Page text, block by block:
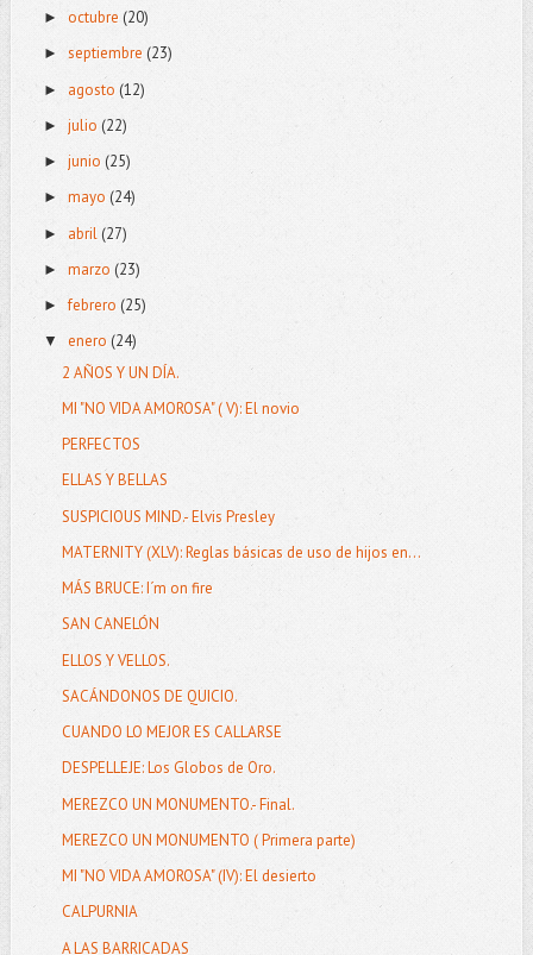
► octubre (20)
► septiembre (23)
► agosto (12)
► julio (22)
► junio (25)
► mayo (24)
► abril(27)
► marzo (23)
►febrero (25)
▼ enero (24)
2 AÑOS Y UN DÍA.
MI "NO VIDA AMOROSA" ( V): El novio
PERFECTOS
ELLAS Y BELLAS
SUSPICIOUS MIND.- Elvis Presley
MATERNITY (XLV): Reglas básicas de uso de hijos en...
MÁS BRUCE: I´m on fire
SAN CANELÓN
ELLOS Y VELLOS.
SACÁNDONOS DE QUICIO.
CUANDO LO MEJOR ES CALLARSE
DESPELLEJE: Los Globos de Oro.
MEREZCO UN MONUMENTO.- Final.
MEREZCO UN MONUMENTO ( Primera parte)
MI "NO VIDA AMOROSA" (IV): El desierto
CALPURNIA
A LAS BARRICADAS